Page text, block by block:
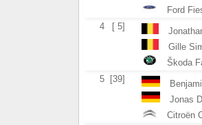
Ford
4
[ 5]
Gille
Škoda
5
[39]
Jonas
Citroën